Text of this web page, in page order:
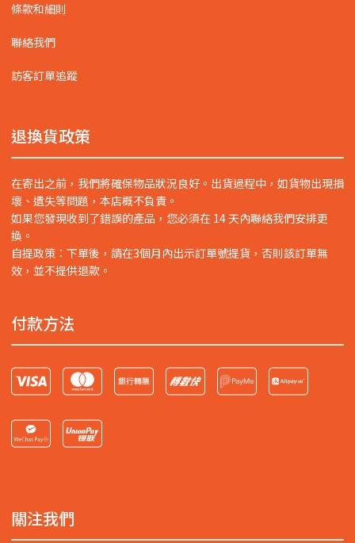
條款和細則
聯絡我們
訪客訂單追蹤
退換貨政策
在寄出之前，我們將確保物品狀況良好。出貨過程中，如貨物出現損
壞、遺失等問題，本店概不負責。
如果您發現收到了錯誤的產品，您必須在 14 天內聯絡我們安排更
換。
自提政策：下單後，請在3個月內出示訂單號提貨，否則該訂單無
效，並不提供退款。
付款方法
關注我們